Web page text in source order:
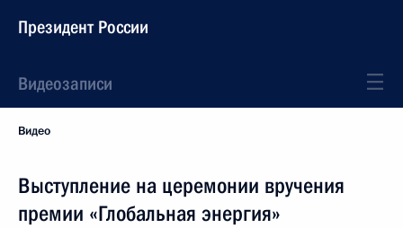
Президент России
Видеозаписи
Видео
Выступление на церемонии вручения
премии «Глобальная энергия»